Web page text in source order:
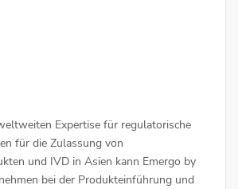
Expertise für regulatorische
für die Zulassung von
und IVD in Asien kann Emergo by
bei der Produkteinführung und